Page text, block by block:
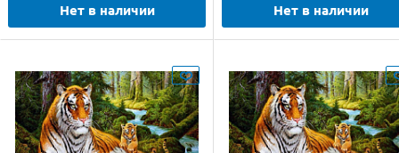
Нет в наличии Нет в наличии